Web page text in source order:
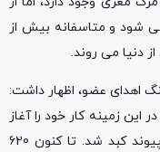
شود و متاسفانه بیش از
اهدای عضو، اظهار داشت:
کلیه، در این زمینه کار خود را آغاز
کرد و در سال ۱۳۹۶، موفق به انجام اولین پیوند کبد شد. تا کنون 620